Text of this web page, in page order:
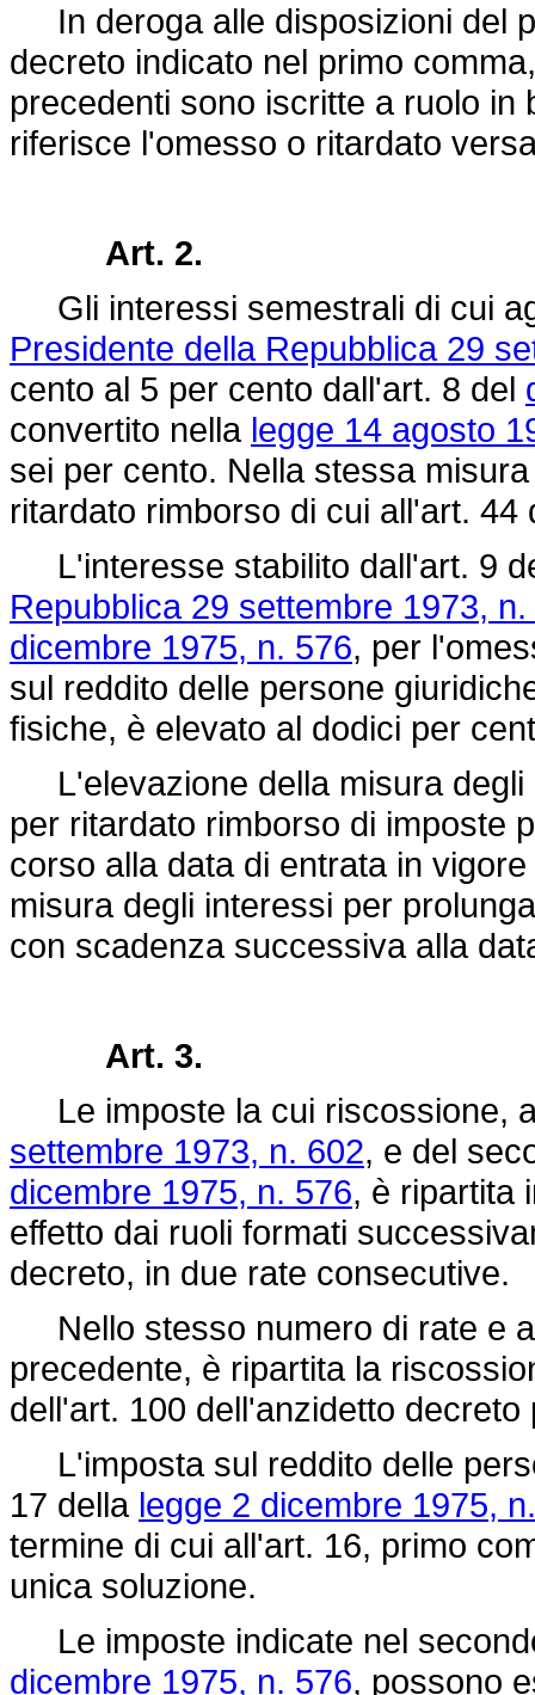
In deroga alle disposizioni del
decreto indicato nel primo
precedenti sono iscritte a ruolo in
riferisce l'omesso o ritardato
Art. 2.
Gli interessi semestrali di cui
Presidente della Repubblica 29
cento al 5 per cento dall'art. 8 del
convertito nella legge 14 agosto
sei per cento. Nella stessa
ritardato rimborso di cui all'art. 44
L'interesse stabilito dall'art. 9
Repubblica 29 settembre 1973,
dicembre 1975, n. 576, per
sul reddito delle persone
fisiche, è elevato al dodici per
L'elevazione della misura degli
per ritardato rimborso di imposte
corso alla data di entrata in
misura degli interessi per
con scadenza successiva alla
Art. 3.
Le imposte la cui riscossione,
settembre 1973, n. 602, e del
dicembre 1975, n. 576, è ripartita
effetto dai ruoli formati
decreto, in due rate consecutive.
Nello stesso numero di rate e
precedente, è ripartita la
dell'art. 100 dell'anzidetto decreto
L'imposta sul reddito delle
17 della legge 2 dicembre 1975,
termine di cui all'art. 16, primo
unica soluzione.
Le imposte indicate nel
dicembre 1975, n. 576, possono